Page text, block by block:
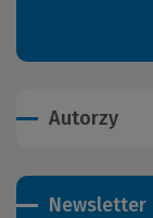
Autorzy